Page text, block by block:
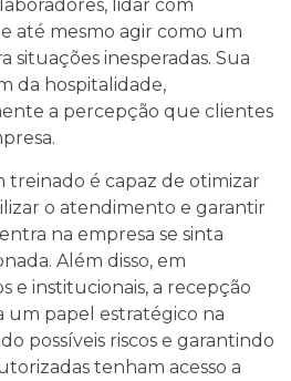
lidar com
até mesmo agir como um
situações inesperadas. Sua
da hospitalidade,
a percepção que clientes
treinado é capaz de otimizar
o atendimento e garantir
na empresa se sinta
Além disso, em
e institucionais, a recepção
papel estratégico na
possíveis riscos e garantindo
tenham acesso a